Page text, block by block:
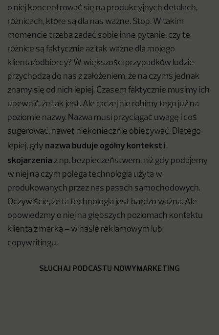
o niej koncentrować się na produkcyjnych detalach,
różnicach, które są dla nas ważne. Stop. W takim
momencie trzeba zadać sobie inne pytanie: czy te
różnice są faktycznie aż tak ważne dla mojego
klienta/odbiorcy? W większości przypadków ludzie
przychodzą do nas z założeniem, że na czymś jednak
znamy się od nich lepiej. Czasem faktycznie musimy ich
upewnić, że tak jest. Ale raczej nie robimy tego już na
poziomie nazwy. Nazwa musi przyciągać uwagę i coś
sugerować, nawet niekoniecznie obiecywać. Dlatego
lepiej, gdy nazwa buduje ogólny kontekst i
skojarzenia z np. bezpieczeństwem, niż gdy podajemy
w niej na czym polega technologia użyta w
produkowanych przez nas pasach samochodowych.
Oczywiście, że ta technologia jest bardzo ważna. Ale
opowiedzmy o niej na głębszych poziomach kontaktu
klienta z marką – w haśle reklamowym lub
copywritingu.
SŁUCHAJ PODCASTU NOWYMARKETING